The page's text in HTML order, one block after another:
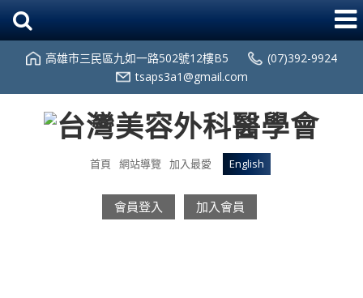
高雄市三民區九如一路502號12樓B5
(07)392-9924
tsaps3a1@gmail.com
首頁 網站導覽 加入最愛 English
會員登入 加入會員